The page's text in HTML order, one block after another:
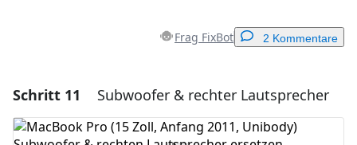
Frag FixBot 2 Kommentare
Einen Kommentar hinzufügen
Kommentar hinzufügen
Schritt 11 Subwoofer & rechter Lautsprecher